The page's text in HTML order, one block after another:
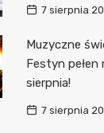
7 sierpnia
Muzyczne
Festyn pełen
sierpnia!
7 sierpnia